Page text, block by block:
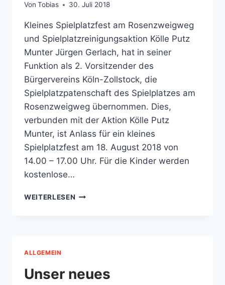
Von Tobias 30. Juli 2018
Kleines Spielplatzfest am Rosenzweigweg
und Spielplatzreinigungsaktion Kölle Putz
Munter Jürgen Gerlach, hat in seiner
Funktion als 2. Vorsitzender des
Bürgervereins Köln-Zollstock, die
Spielplatzpatenschaft des Spielplatzes am
Rosenzweigweg übernommen. Dies,
verbunden mit der Aktion Kölle Putz
Munter, ist Anlass für ein kleines
Spielplatzfest am 18. August 2018 von
14.00 – 17.00 Uhr. Für die Kinder werden
kostenlose…
WEITERLESEN SPIELPLATZFEST
ALLGEMEIN
Unser neues